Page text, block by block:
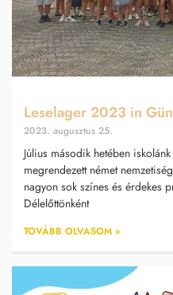
Leselager 2023 in
2023. augusztus 25.
Július második hetében
megrendezett német
nagyon sok színes és érdekes
Délelőttönként
TOVÁBB OLVASOM »